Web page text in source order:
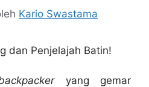
Kario Swastama
dan Penjelajah Batin!
yang gemar